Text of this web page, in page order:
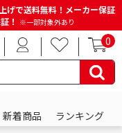
げで送料無料！メーカー保証
！ ※一部対象外あり
0
新着商品
ランキング